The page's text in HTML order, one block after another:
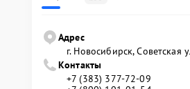
Адрес
г. Новосибирск, Советская
Контакты
+7 (383) 377-72-09